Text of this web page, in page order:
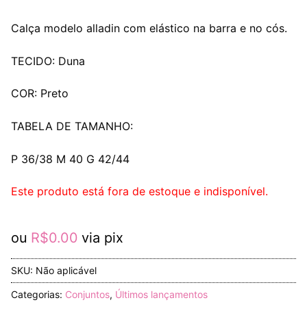
Calça modelo alladin com elástico na barra e no cós.
TECIDO: Duna
COR: Preto
TABELA DE TAMANHO:
P 36/38 M 40 G 42/44
Este produto está fora de estoque e indisponível.
ou R$0.00 via pix
SKU: Não aplicável
Categorias: Conjuntos, Últimos lançamentos